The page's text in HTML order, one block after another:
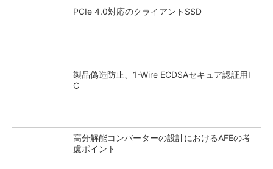
PCIe 4.0対応のクライアントSSD
製品偽造防止、1-Wire ECDSAセキュア認証用I
C
高分解能コンバーターの設計におけるAFEの考
慮ポイント